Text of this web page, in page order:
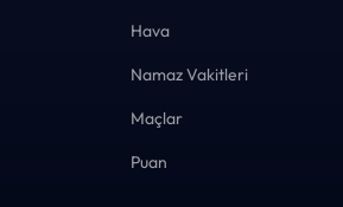
Hava
Namaz Vakitleri
Maçlar
Puan